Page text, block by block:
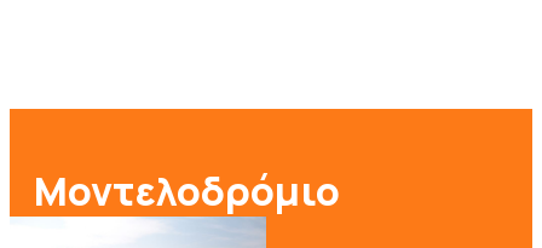
Μοντελοδρόμιο